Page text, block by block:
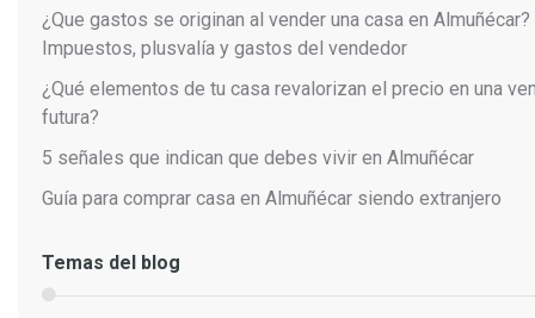
¿Que gastos se originan al vender una casa en Almuñécar?
Impuestos, plusvalía y gastos del vendedor
¿Qué elementos de tu casa revalorizan el precio en una
futura?
5 señales que indican que debes vivir en Almuñécar
Guía para comprar casa en Almuñécar siendo extranjero
Temas del blog